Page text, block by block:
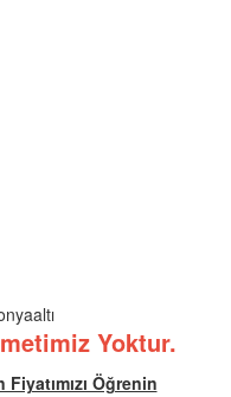
Yoktur.
Öğrenin